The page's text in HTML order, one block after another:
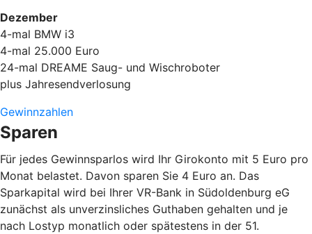
Dezember
4-mal BMW i3
4-mal 25.000 Euro
24-mal DREAME Saug- und Wischroboter
plus Jahresendverlosung
Gewinnzahlen
Sparen
Für jedes Gewinnsparlos wird Ihr Girokonto mit 5 Euro pro
Monat belastet. Davon sparen Sie 4 Euro an. Das
Sparkapital wird bei Ihrer VR-Bank in Südoldenburg eG
zunächst als unverzinsliches Guthaben gehalten und je
nach Lostyp monatlich oder spätestens in der 51.